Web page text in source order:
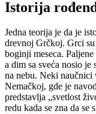
Istorija
Jedna teorija je da je
drevnoj Grčkoj. Grci
boginji meseca.
a dim sa sveća nosio
na nebu. Neki naučnici
Nemačkoj, gde je
predstavlja „svetlost
redu kada se zna da se